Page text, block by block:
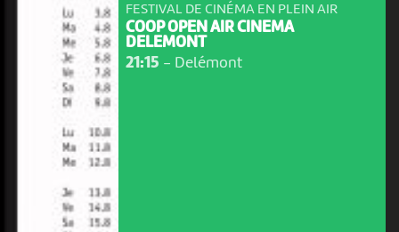
FESTIVAL DE CINÉMA EN PLEIN AIR
COOP OPEN AIR CINEMA
DELEMONT
21:15 - Delémont